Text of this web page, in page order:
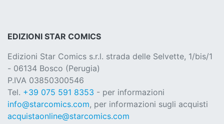
EDIZIONI STAR COMICS
Edizioni Star Comics s.r.l. strada delle Selvette, 1/bis/1
- 06134 Bosco (Perugia)
P.IVA 03850300546
Tel. +39 075 591 8353 - per informazioni
info@starcomics.com, per informazioni sugli acquisti
acquistaonline@starcomics.com